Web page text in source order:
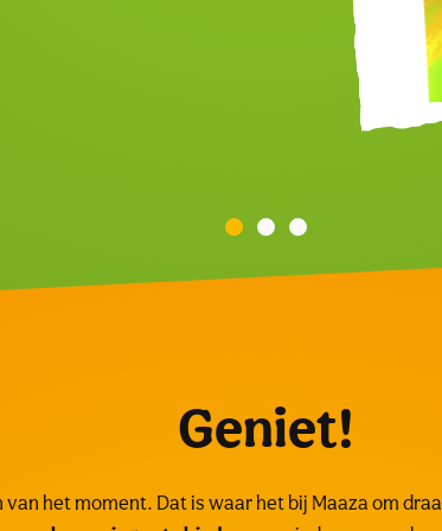
Geniet!
het moment. Dat is waar het bij Maaza om